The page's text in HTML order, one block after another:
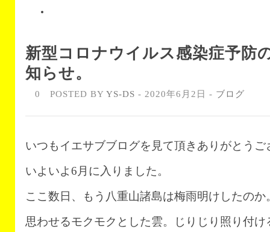
新型コロナウイルス感染症予防
知らせ。
0 POSTED BY YS-DS - 2020年6月2日 - ブログ
いつもイエサブブログを見て頂きありがとうご
いよいよ6月に入りました。
ここ数日、もう八重山諸島は梅雨明けしたのか
思わせるモクモクとした雲。じりじり照り付け